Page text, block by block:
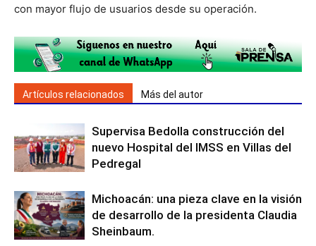
con mayor flujo de usuarios desde su operación.
Artículos relacionados Más del autor
Supervisa Bedolla construcción del
nuevo Hospital del IMSS en Villas del
Pedregal
Michoacán: una pieza clave en la visión
de desarrollo de la presidenta Claudia
Sheinbaum.